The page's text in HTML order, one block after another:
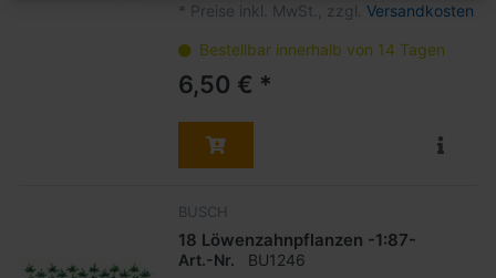
* Preise inkl. MwSt., zzgl. Versandkosten
Bestellbar innerhalb von 14 Tagen
6,50 € *
BUSCH
18 Löwenzahnpflanzen -1:87-
Art.-Nr. BU1246